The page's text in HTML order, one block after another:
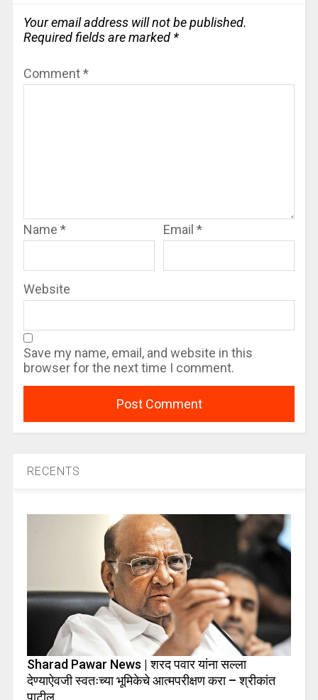
Your email address will not be published.
Required fields are marked *
Comment*
Name * Email *
Website
Save my name, email, and website in this
browser for the next time I comment.
RECENTS
Sharad Pawar News | शरद पवार यांना सल्ला
देण्याऐवजी स्वतःच्या भूमिकेचे आत्मपरीक्षण करा – श्रीकांत
पाटील